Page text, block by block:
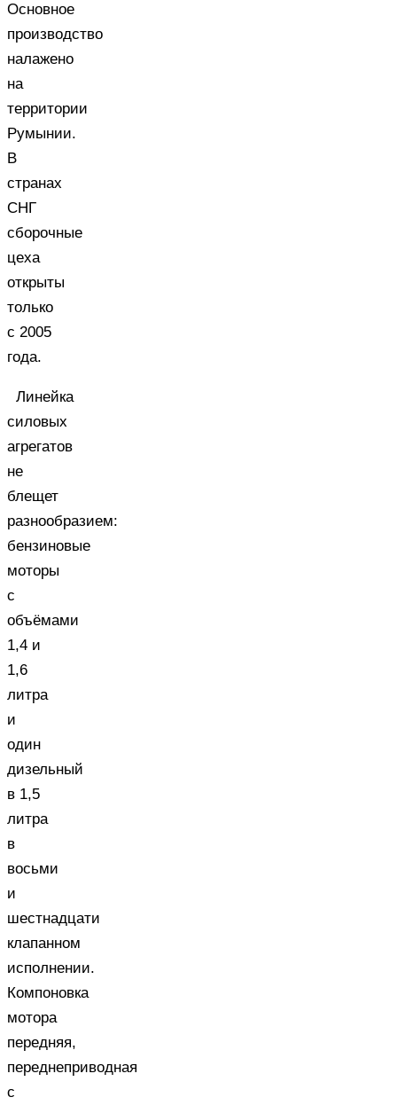
Основное
производство
налажено
на
территории
Румынии.
В
странах
СНГ
сборочные
цеха
открыты
только
с 2005
года.
Линейка
силовых
агрегатов
не
блещет
разнообразием:
бензиновые
моторы
с
объёмами
1,4 и
1,6
литра
и
один
дизельный
в 1,5
литра
в
восьми
и
шестнадцати
клапанном
исполнении.
Компоновка
мотора
передняя,
переднеприводная
с